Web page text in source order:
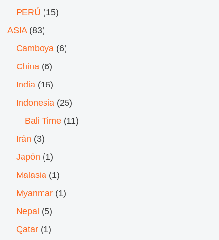
PERÚ (15)
ASIA(83)
Camboya (6)
China (6)
India (16)
Indonesia (25)
Bali Time (11)
Irán (3)
Japón (1)
Malasia (1)
Myanmar (1)
Nepal (5)
Qatar (1)